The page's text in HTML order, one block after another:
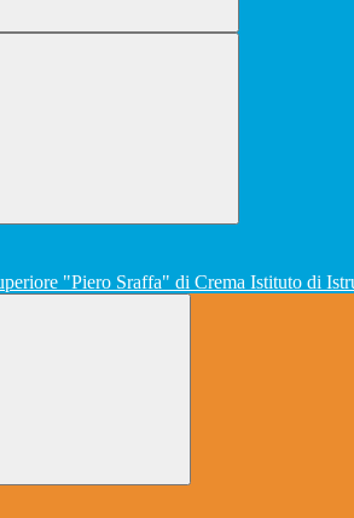
Istituto di